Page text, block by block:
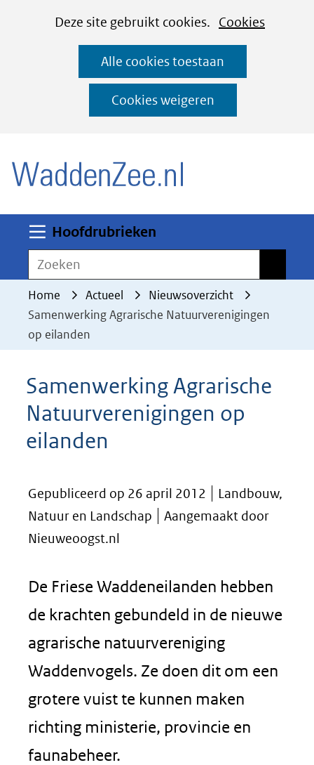
CookiesDeze site gebruikt cookies. Cookies
deze
worden
toegestaan
geweigerd.
Alle cookies toestaan
Cookies weigeren
Ga
naar
de
inhoud
Hoofdrubrieken
Zoeken
Home Actueel
Nieuwsoverzicht
Samenwerking Agrarische Natuurverenigingen
op eilanden
Samenwerking Agrarische
Natuurverenigingen op
eilanden
Gepubliceerd op 26 april 2012
Landbouw,
Natuur en Landschap
Aangemaakt door
Nieuweoogst.nl
De Friese Waddeneilanden hebben
de krachten gebundeld in de nieuwe
agrarische natuurvereniging
Waddenvogels. Ze doen dit om een
grotere vuist te kunnen maken
richting ministerie, provincie en
faunabeheer.